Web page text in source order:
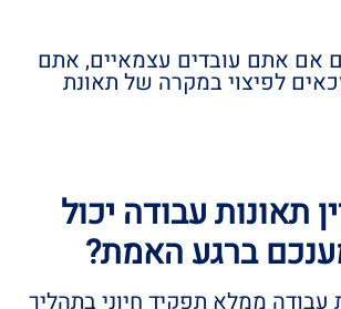
אם אתם עובדים עצמאיים, אתם
לפיצוי במקרה של תאונת
תאונות עבודה יכול
ברגע האמת?
עבודה ממלא תפקיד חיוני בתהליך